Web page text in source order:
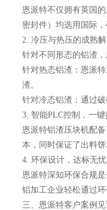
恩派特不仅拥有英国
密封件）均选用国际
2. 冷压与热压的成熟
针对不同形态的铝渣
针对热态铝渣：恩派
渣。
针对冷态铝渣：通过
3. 智能PLC控制，一键
恩派特铝渣压块机配
本，同时保证了出料
4. 环保设计，达标无忧
恩派特深知环保合规
铝加工企业轻松通过环
三、恩派特客户案例见